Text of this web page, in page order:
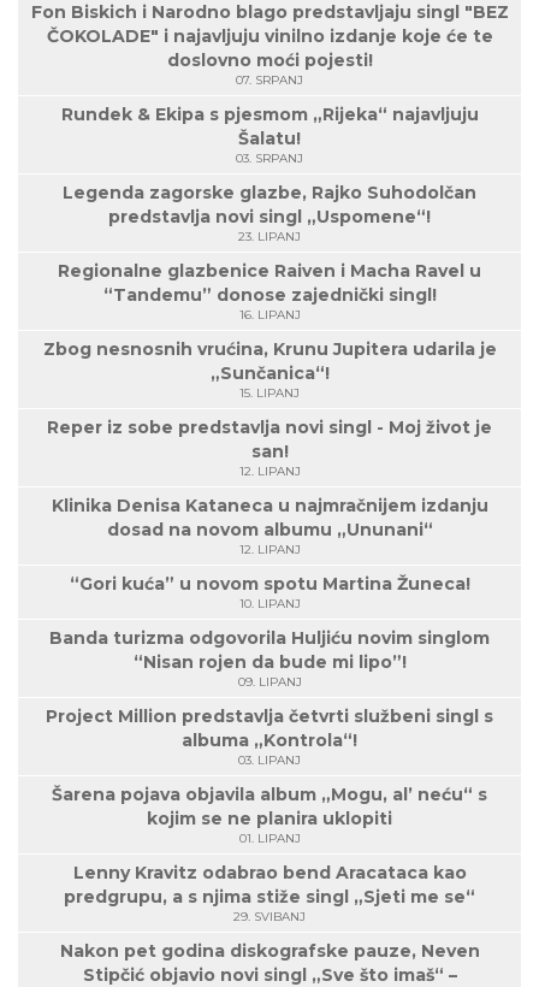
Fon Biskich i Narodno blago predstavljaju singl "BEZ
ČOKOLADE" i najavljuju vinilno izdanje koje će te
doslovno moći pojesti!
07. SRPANJ
Rundek & Ekipa s pjesmom „Rijeka“ najavljuju
Šalatu!
03. SRPANJ
Legenda zagorske glazbe, Rajko Suhodolčan
predstavlja novi singl „Uspomene“!
23. LIPANJ
Regionalne glazbenice Raiven i Macha Ravel u
“Tandemu” donose zajednički singl!
16. LIPANJ
Zbog nesnosnih vrućina, Krunu Jupitera udarila je
„Sunčanica“!
15. LIPANJ
Reper iz sobe predstavlja novi singl - Moj život je
san!
12. LIPANJ
Klinika Denisa Kataneca u najmračnijem izdanju
dosad na novom albumu „Ununani“
12. LIPANJ
“Gori kuća” u novom spotu Martina Žuneca!
10. LIPANJ
Banda turizma odgovorila Huljiću novim singlom
“Nisan rojen da bude mi lipo”!
09. LIPANJ
Project Million predstavlja četvrti službeni singl s
albuma „Kontrola“!
03. LIPANJ
Šarena pojava objavila album „Mogu, al’ neću“ s
kojim se ne planira uklopiti
01. LIPANJ
Lenny Kravitz odabrao bend Aracataca kao
predgrupu, a s njima stiže singl „Sjeti me se“
29. SVIBANJ
Nakon pet godina diskografske pauze, Neven
Stipčić objavio novi singl „Sve što imaš“ –